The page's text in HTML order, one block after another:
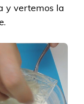
y vertemos la